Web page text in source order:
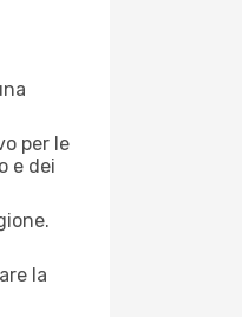
per le
e dei
la